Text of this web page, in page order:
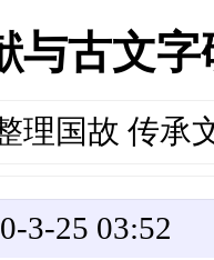
与古文
理国故 传承
3-25 03:52